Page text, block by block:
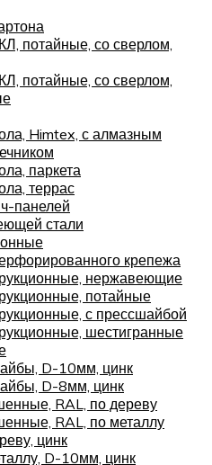
потайные, со сверлом,
потайные, со сверлом,
Himtex, с алмазным
паркета
террас
панелей
стали
крепежа
нержавеющие
потайные
с прессшайбой
шестигранные
D-10мм, цинк
D-8мм, цинк
RAL, по дереву
RAL, по металлу
цинк
D-10мм, цинк